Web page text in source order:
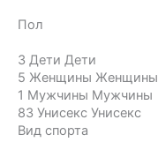
Пол
3 Дети Дети
5 Женщины Женщины
1 Мужчины Мужчины
83 Унисекс Унисекс
Вид спорта